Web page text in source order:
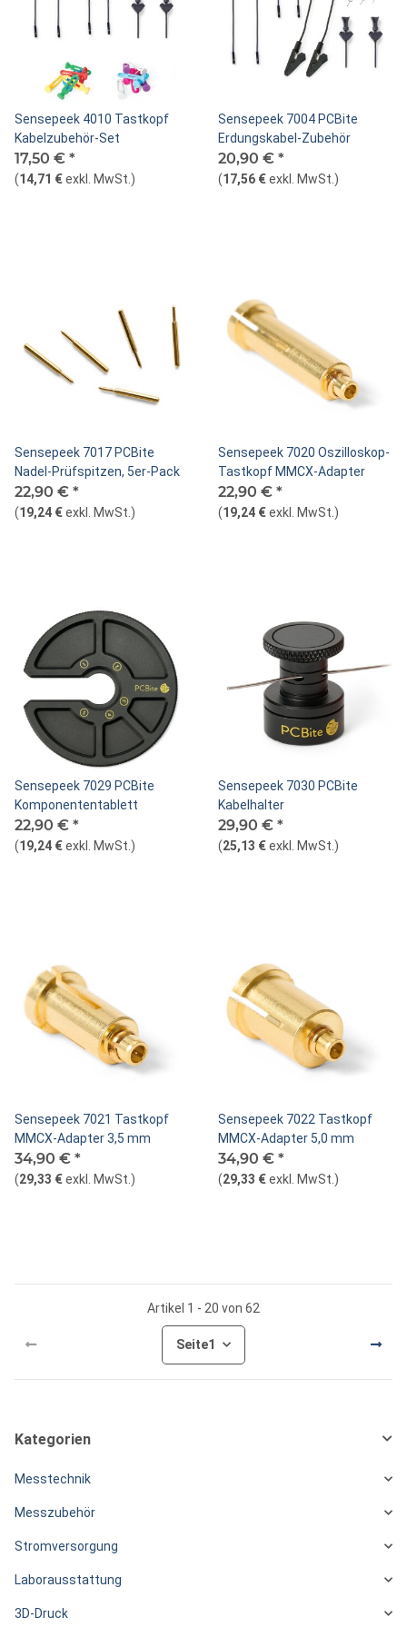
Sensepeek 4010 Tastkopf
Kabelzubehör-Set
17,50 € *
(14,71 €exkl. MwSt. )
Sensepeek 7004 PCBite
Erdungskabel-Zubehör
20,90 € *
(17,56 €exkl. MwSt. )
Sensepeek 7017 PCBite
Nadel-Prüfspitzen, 5er-Pack
22,90 € *
(19,24 €exkl. MwSt. )
Sensepeek 7020 Oszilloskop-
Tastkopf MMCX-Adapter
22,90 € *
(19,24 €exkl. MwSt. )
Sensepeek 7029 PCBite
Komponententablett
22,90 € *
(19,24 €exkl. MwSt. )
Sensepeek 7030 PCBite
Kabelhalter
29,90 € *
(25,13 €exkl. MwSt. )
Sensepeek 7021 Tastkopf
MMCX-Adapter 3,5 mm
34,90 € *
(29,33 €exkl. MwSt. )
Sensepeek 7022 Tastkopf
MMCX-Adapter 5,0 mm
34,90 € *
(29,33 €exkl. MwSt. )
Artikel 1 - 20 von 62
Seite1
Kategorien
Messtechnik
Messzubehör
Stromversorgung
Laborausstattung
3D-Druck